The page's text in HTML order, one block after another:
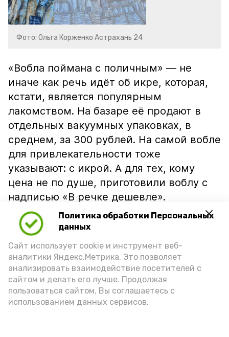
Политика обработки Персональных
данных
Сайт использует cookie и инструмент веб-
аналитики Яндекс.Метрика. Это позволяет
анализировать взаимодействие посетителей с
сайтом и делать его лучше. Продолжая
пользоваться сайтом, Вы соглашаетесь с
использованием данных сервисов.
Фото: Ольга Корженко Астрахань 24
«Вобла поймана с поличным» — не
иначе как речь идёт об икре, которая,
кстати, является популярным
лакомством. На базаре её продают в
отдельных вакуумных упаковках, в
среднем, за 300 рублей. На самой вобле
для привлекательности тоже
указывают: с икрой. А для тех, кому
цена не по душе, приготовили воблу с
надписью «В речке дешевле».